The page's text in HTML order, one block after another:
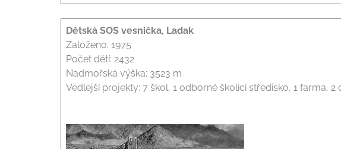
Dětská SOS vesnička, Ladak
Založeno: 1975
Počet dětí: 2432
Nadmořská výška: 3523 m
Vedlejší projekty: 7 škol, 1 odborné školící středisko, 1 farma,